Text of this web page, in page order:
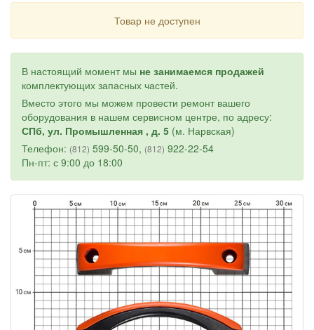
Товар не доступен
В настоящий момент мы не занимаемся продажей
комплектующих запасных частей.
Вместо этого мы можем провести ремонт вашего
оборудования в нашем сервисном центре, по адресу:
СПб, ул. Промышленная , д. 5 (м. Нарвская)
Телефон: (812) 599-50-50, (812) 922-22-54
Пн-пт: с 9:00 до 18:00